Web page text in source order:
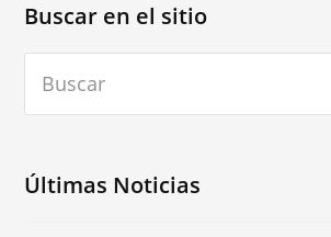
Buscar en el sitio
Últimas Noticias